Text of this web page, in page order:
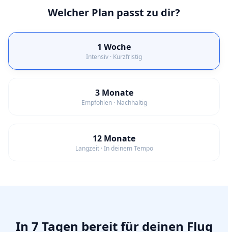
Welcher Plan passt zu dir?
1 Woche
Intensiv · Kurzfristig
3 Monate
Empfohlen · Nachhaltig
12 Monate
Langzeit · In deinem Tempo
In 7 Tagen bereit für deinen Flug